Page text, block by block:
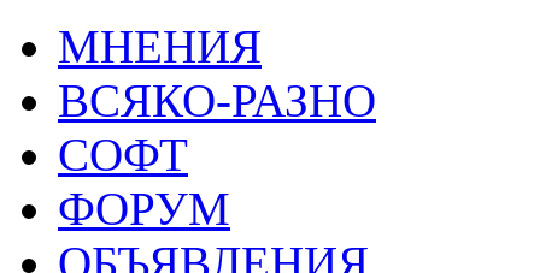
МНЕНИЯ
ВСЯКО-РАЗНО
СОФТ
ФОРУМ
ОБЪЯВЛЕНИЯ